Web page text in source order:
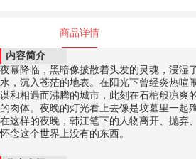
商品详情
内容简介
夜幕降临，黑暗像披散着头发的灵魂，浸湿
水，沉入苍茫的地表。在阳光下曾经炎热喧
谋和相遇而沸腾的城市，此刻在石棺般凉爽
的肉体。夜晚的灯光看上去像是坟墓里一起
在这样的夜晚，韩江笔下的人物离开、抛弃
怀念这个世界上没有的东西。